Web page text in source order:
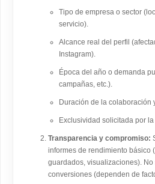
Tipo de empresa o sector
servicio).
Alcance real del perfil
Instagram).
Época del año o demanda
campañas, etc.).
Duración de la colaboración
Exclusividad solicitada por la
Transparencia y compromiso:
informes de rendimiento básico
guardados, visualizaciones).
conversiones (dependen de